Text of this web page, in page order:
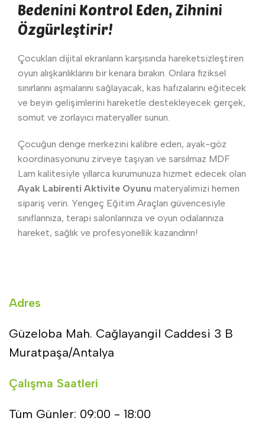
Bedenini Kontrol Eden, Zihnini
Özgürleştirir!
Çocukları dijital ekranların karşısında hareketsizleştiren
oyun alışkanlıklarını bir kenara bırakın. Onlara fiziksel
sınırlarını aşmalarını sağlayacak, kas hafızalarını eğitecek
ve beyin gelişimlerini hareketle destekleyecek gerçek,
somut ve zorlayıcı materyaller sunun.
Çocuğun denge merkezini kalibre eden, ayak-göz
koordinasyonunu zirveye taşıyan ve sarsılmaz MDF
Lam kalitesiyle yıllarca kurumunuza hizmet edecek olan
Ayak Labirenti Aktivite Oyunu materyalimizi hemen
sipariş verin. Yengeç Eğitim Araçları güvencesiyle
sınıflarınıza, terapi salonlarınıza ve oyun odalarınıza
hareket, sağlık ve profesyonellik kazandırın!
Adres
Güzeloba Mah. Cağlayangil Caddesi 3 B
Muratpaşa/Antalya
Çalışma Saatleri
Tüm Günler: 09:00 - 18:00